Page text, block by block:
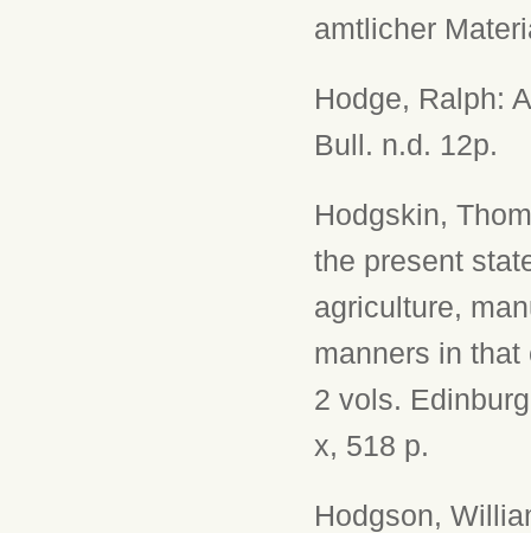
amtlicher
Hodge, Ralph:
Bull. n.d. 12p.
Hodgskin,
the present
agriculture,
manners in
2 vols.
x, 518 p.
Hodgson,